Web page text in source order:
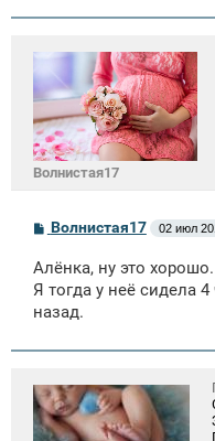
Волнистая17
С
о
б
щ
н
е
Волнистая17 02 июл
Алёнка, ну это хорошо.
Я тогда у неё сидела
назад.